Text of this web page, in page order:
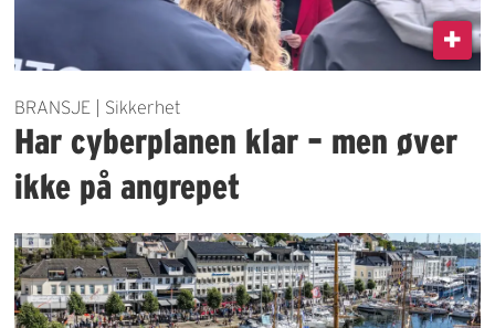
BRANSJE | Sikkerhet
Har cyberplanen klar – men øver
ikke på angrepet